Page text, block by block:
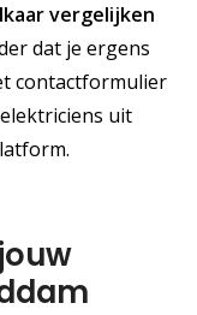
vergelijken
dat je ergens
contactformulier
uit